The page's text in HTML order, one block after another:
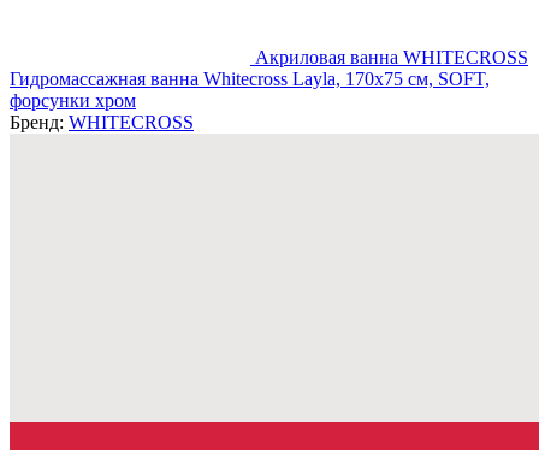
Акриловая ванна WHITECROSS
Гидромассажная ванна Whitecross Layla, 170x75 см, SOFT,
форсунки хром
Бренд: WHITECROSS